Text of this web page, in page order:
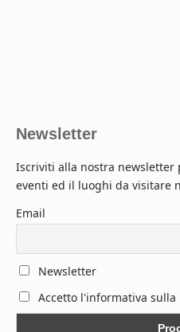
Newsletter
Iscriviti alla nostra
eventi ed il luoghi da visitare
Email
Newsletter
Accetto l'informativa sulla